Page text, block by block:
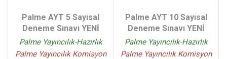
Palme AYT 5 Sayısal
Deneme Sınavı YENİ
Palme Yayıncılık-Hazırlık
Palme Yayıncılık Komisyon
Palme AYT 10 Sayısal
Deneme Sınavı YENİ
Palme Yayıncılık-Hazırlık
Palme Yayıncılık Komisyon